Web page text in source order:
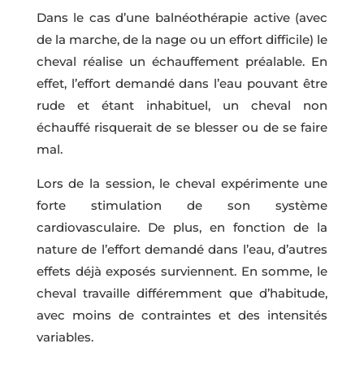
Dans le cas d’une balnéothérapie active (avec
de la marche, de la nage ou un effort difficile) le
cheval réalise un échauffement préalable. En
effet, l’effort demandé dans l’eau pouvant être
rude et étant inhabituel, un cheval non
échauffé risquerait de se blesser ou de se faire
mal.
Lors de la session, le cheval expérimente une
forte stimulation de son système
cardiovasculaire. De plus, en fonction de la
nature de l’effort demandé dans l’eau, d’autres
effets déjà exposés surviennent. En somme, le
cheval travaille différemment que d’habitude,
avec moins de contraintes et des intensités
variables.